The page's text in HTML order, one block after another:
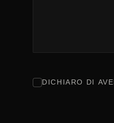
CONSENSO*
DICHIARO DI